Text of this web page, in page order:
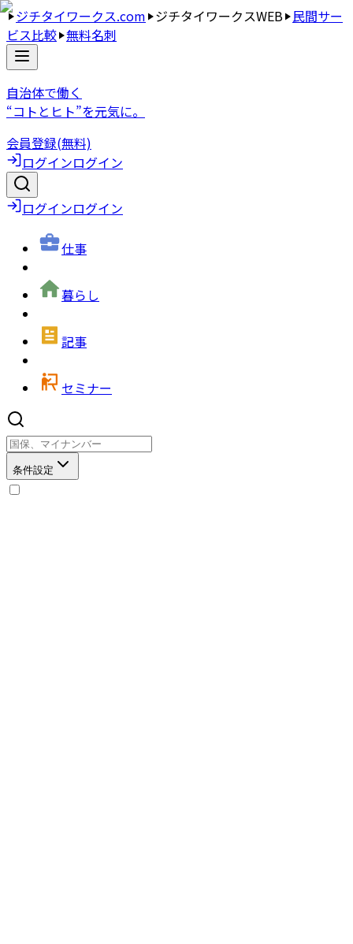
ジチタイワークス.com ジチタイワークスWEB 民間サー
ビス比較 無料名刺
自治体で働く
“コトとヒト”を元気に。
会員登録(無料)
ログインログイン
ログインログイン
仕事
暮らし
記事
セミナー
条件設定